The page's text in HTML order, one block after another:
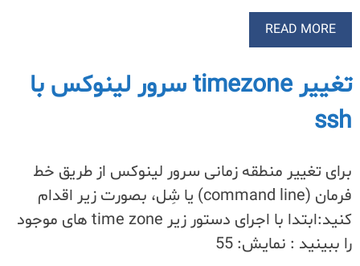
READ MORE
تغییر timezone سرور لینوکس با
ssh
برای تغییر منطقه زمانی سرور لینوکس از طریق خط
فرمان (command line) یا شِل، بصورت زیر اقدام
کنید:ابتدا با اجرای دستور زیر time zone های موجود
را ببینید : نمایش: 55